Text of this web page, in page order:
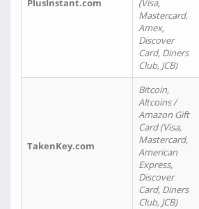
PlusInstant.com
(Visa,
Mastercard,
Amex,
Discover
Card, Diners
Club, JCB)
TakenKey.com
Bitcoin,
Altcoins /
Amazon Gift
Card (Visa,
Mastercard,
American
Express,
Discover
Card, Diners
Club, JCB)